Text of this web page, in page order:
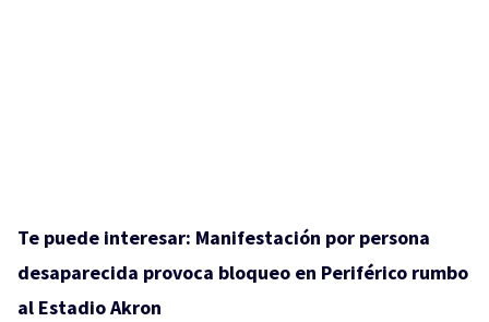
Te puede interesar: Manifestación por persona
desaparecida provoca bloqueo en Periférico rumbo
al Estadio Akron